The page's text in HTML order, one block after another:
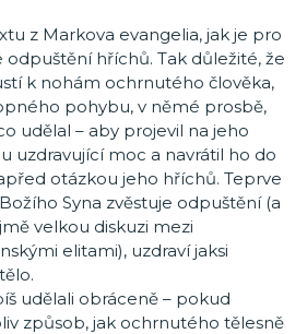
z Markova evangelia, jak je pro
odpuštění hříchů. Tak důležité, že
k nohám ochrnutého člověka,
pohybu, v němé prosbě,
udělal – aby projevil na jeho
uzdravující moc a navrátil ho do
otázkou jeho hříchů. Teprve
Syna zvěstuje odpuštění (a
velkou diskuzi mezi
elitami), uzdraví jaksi
udělali obráceně – pokud
způsob, jak ochrnutého tělesně